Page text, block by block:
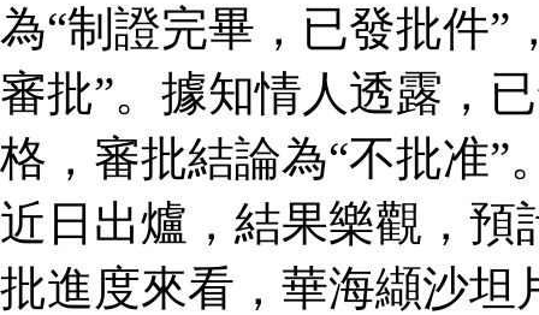
為“制證完畢，已發批件”
審批”。據知情人透露，
格，審批結論為“不批准”
近日出爐，結果樂觀，
批進度來看，華海纈沙坦